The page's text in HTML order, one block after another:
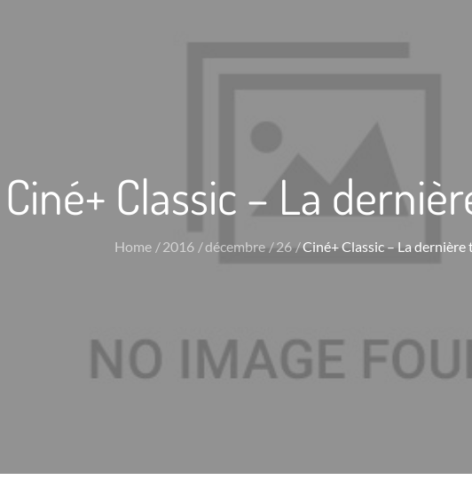
Ciné+ Classic – La
Home 2016 décembre 26 Ciné+ Classic – La